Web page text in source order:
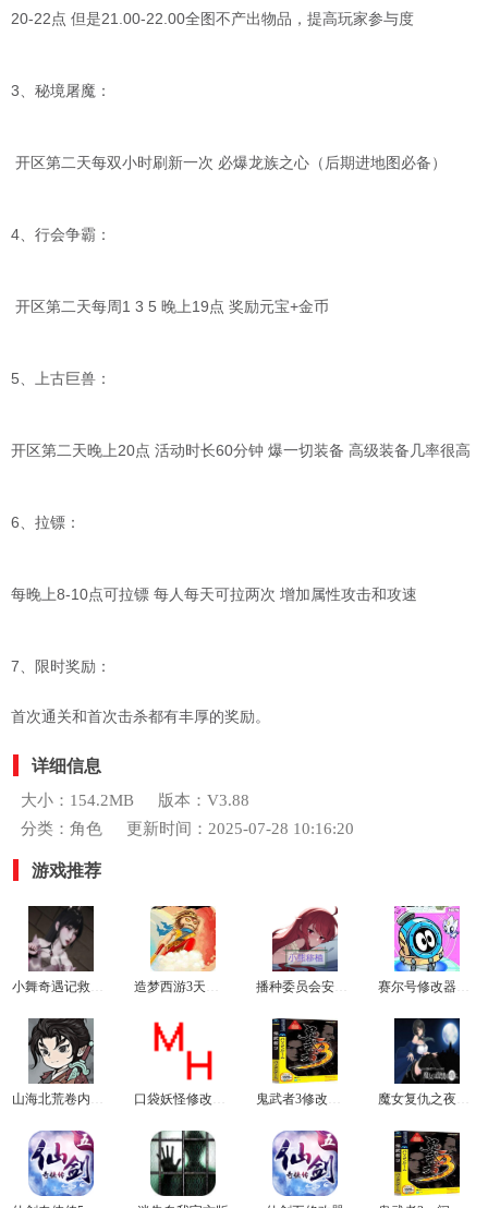
20-22点 但是21.00-22.00全图不产出物品，提高玩家参与度
3、秘境屠魔：
开区第二天每双小时刷新一次 必爆龙族之心（后期进地图必备）
4、行会争霸：
开区第二天每周1 3 5 晚上19点 奖励元宝+金币
5、上古巨兽：
开区第二天晚上20点 活动时长60分钟 爆一切装备 高级装备几率很高
6、拉镖：
每晚上8-10点可拉镖 每人每天可拉两次 增加属性攻击和攻速
7、限时奖励：
首次通关和首次击杀都有丰厚的奖励。
详细信息
大小：154.2MB
版本：V3.88
分类：角色
更新时间：2025-07-28 10:16:20
游戏推荐